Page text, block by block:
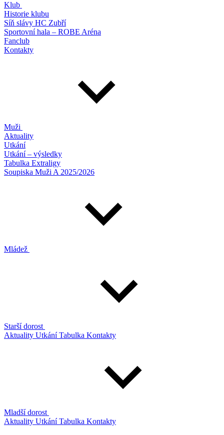
Klub
Historie klubu
Síň slávy HC Zubří
Sportovní hala – ROBE Aréna
Fanclub
Kontakty
Muži
Aktuality
Utkání
Utkání – výsledky
Tabulka Extraligy
Soupiska Muži A 2025/2026
Mládež
Starší dorost
Aktuality UtkáníTabulka Kontakty
Mladší dorost
Aktuality UtkáníTabulka Kontakty